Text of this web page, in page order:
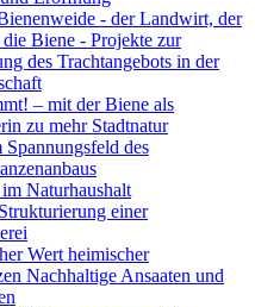
- der Landwirt, der
Biene - Projekte zur
des Trachtangebots in der
– mit der Biene als
zu mehr Stadtnatur
des
Naturhaushalt
einer
Wert heimischer
Nachhaltige Ansaaten und